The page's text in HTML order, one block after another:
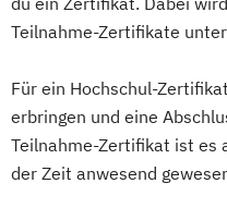
Datenbanken
Digital Business
Digital Marketing
Digital
Teilnahme-Zertifikate
Für ein Hochschul-
erbringen und eine
Teilnahme-Zertifikat ist es
der Zeit anwesend